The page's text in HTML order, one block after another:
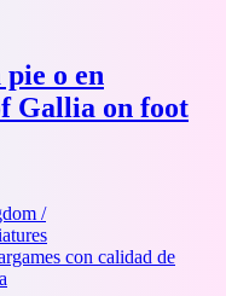
o en
Gallia on foot
/
con calidad de